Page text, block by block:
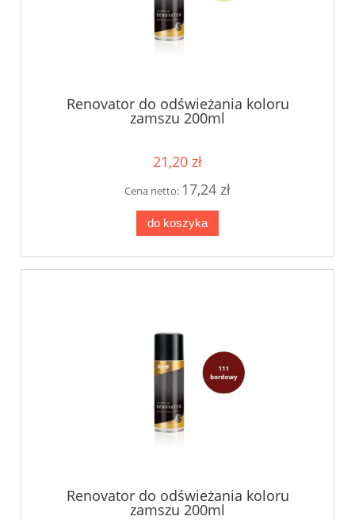
Renovator do odświeżania koloru
zamszu 200ml
21,20 zł
Cena netto: 17,24 zł
do koszyka
Renovator do odświeżania koloru
zamszu 200ml